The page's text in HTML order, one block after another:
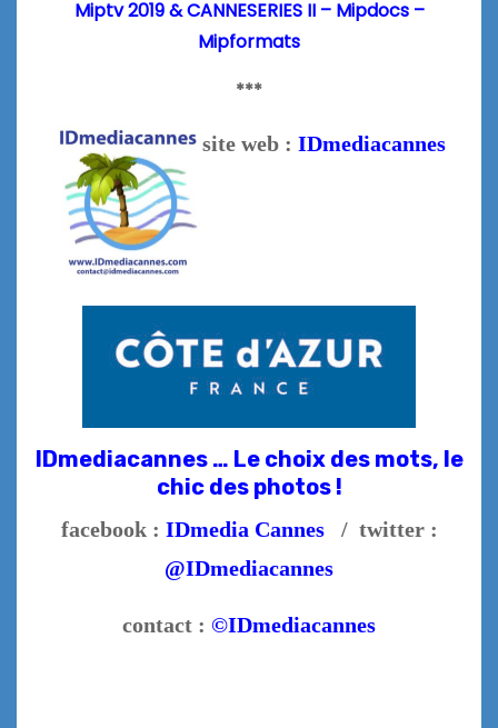
Miptv 2019 & CANNESERIES II – Mipdocs –
Mipformats
***
site web : IDmediacannes
IDmediacannes … Le choix des mots, le
chic des photos !
facebook : IDmedia Cannes/ twitter :
@IDmediacannes
contact : ©IDmediacannes